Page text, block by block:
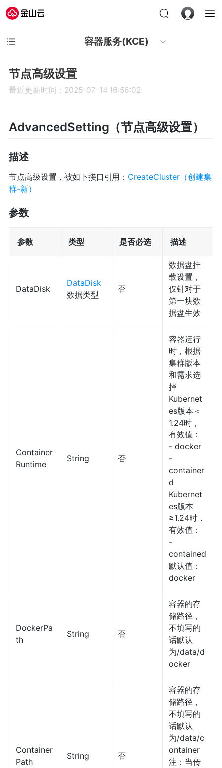
容器服务(KCE)
节点高级设置
最近更新时间：2025-07-14 16:56:02
AdvancedSetting（节点高级设置）
描述
节点高级设置，被如下接口引用： CreateCluster（创建集
群-新）
参数
参数 类型 是否必选 描述
DataDisk
DataDisk
数据类型
否
数据盘挂
载设置，
仅针对于
第一块数
据盘生效
Container
Runtime
String 否
容器运行
时，根据
集群版本
和需求选
择
Kubernet
es版本＜
1.24时，
有效值：
- docker
-
container
d
Kubernet
es版本
≥1.24时，
有效值：
-
contained
默认值：
docker
DockerPa
th
String 否
容器的存
储路径，
不填写的
话默认
为/data/d
ocker
Container
Path
String 否
容器的存
储路径，
不填写的
话默认
为/data/c
ontainer
注：当传